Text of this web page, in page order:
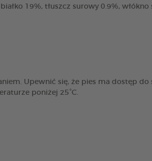
19%, tłuszcz surowy 0.9%,
Upewnić się, że pies ma dostęp
poniżej 25°C.